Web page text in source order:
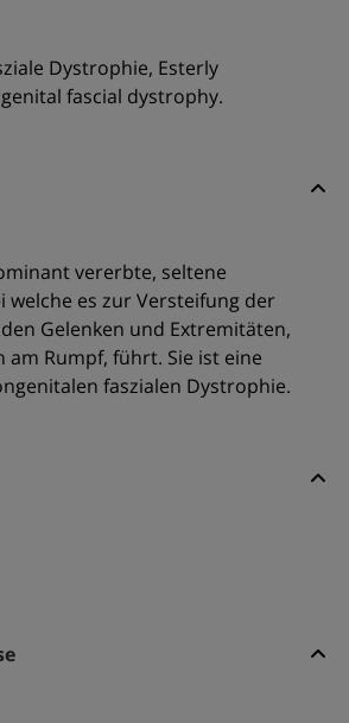
Dystrophie, Esterly
fascial dystrophy.
vererbte, seltene
welche es zur Versteifung der
Gelenken und Extremitäten,
am Rumpf, führt. Sie ist eine
faszialen Dystrophie.